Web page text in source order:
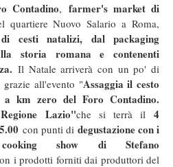
Contadino, farmer's market di
quartiere Nuovo Salario a Roma,
cesti natalizi, dal packaging
storia romana e contenenti
Il Natale arriverà con un po' di
all'evento "Assaggia il cesto
km zero del Foro Contadino.
Lazio"che si terrà il4
con punti di degustazione con i
cooking show di Stefano
i prodotti forniti dai produttori del